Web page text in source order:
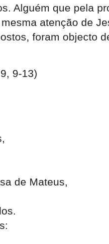
Alguém que pela
atenção de
foram objecto
9-13)
de Mateus,